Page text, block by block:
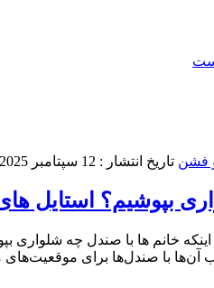
فشن تاریخ انتشار : 12 سپتامبر 2025 - 11:46 |
بپوشیم؟ استایل
با اینکه خانم ها با صندل چه
آن‌ها با صندل‌ها برای